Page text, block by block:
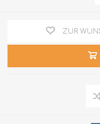
ZUR